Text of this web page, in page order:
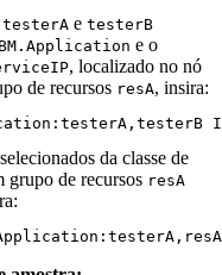
testerA e testerB
e o
, localizado no nó
de recursos resA, insira:
da classe de
grupo de recursos resA